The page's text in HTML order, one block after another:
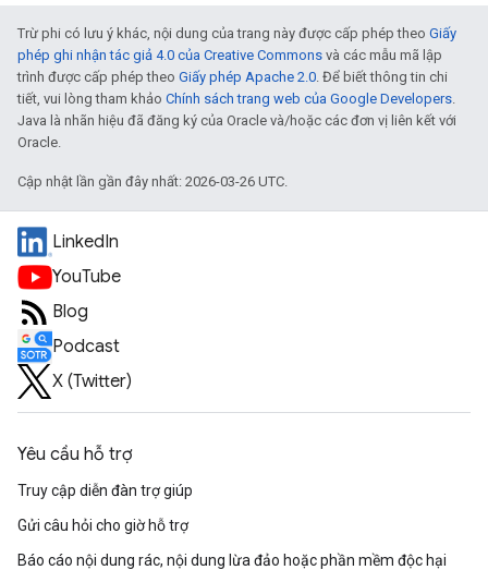
Trừ phi có lưu ý khác, nội dung của trang này được cấp phép theo Giấy
phép ghi nhận tác giả 4.0 của Creative Commons và các mẫu mã lập
trình được cấp phép theo Giấy phép Apache 2.0. Để biết thông tin chi
tiết, vui lòng tham khảo Chính sách trang web của Google Developers.
Java là nhãn hiệu đã đăng ký của Oracle và/hoặc các đơn vị liên kết với
Oracle.
Cập nhật lần gần đây nhất: 2026-03-26 UTC.
LinkedIn
YouTube
Blog
Podcast
X (Twitter)
Yêu cầu hỗ trợ
Truy cập diễn đàn trợ giúp
Gửi câu hỏi cho giờ hỗ trợ
Báo cáo nội dung rác, nội dung lừa đảo hoặc phần mềm độc hại